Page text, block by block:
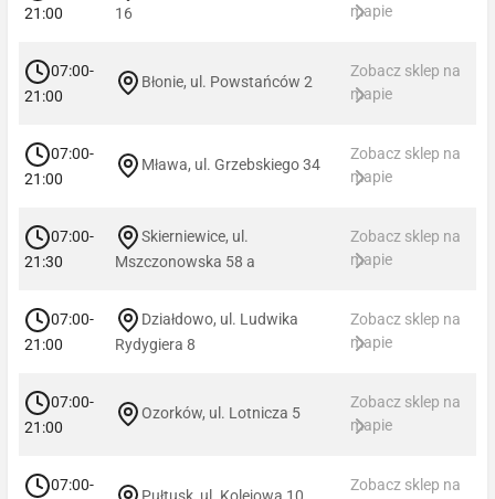
21:00
16
mapie
07:00-
21:00
Błonie, ul. Powstańców 2
Zobacz sklep na
mapie
07:00-
21:00
Mława, ul. Grzebskiego 34
Zobacz sklep na
mapie
07:00-
21:30
Skierniewice, ul.
Mszczonowska 58 a
Zobacz sklep na
mapie
07:00-
21:00
Działdowo, ul. Ludwika
Rydygiera 8
Zobacz sklep na
mapie
07:00-
21:00
Ozorków, ul. Lotnicza 5
Zobacz sklep na
mapie
07:00-
Pułtusk, ul. Kolejowa 10
Zobacz sklep na